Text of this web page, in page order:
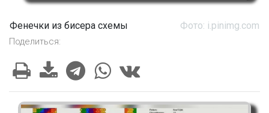
Фенечки из бисера схемы Фото: i.pinimg.com
Поделиться: